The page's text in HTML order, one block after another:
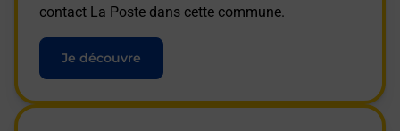
contact La Poste dans cette commune.
Je découvre